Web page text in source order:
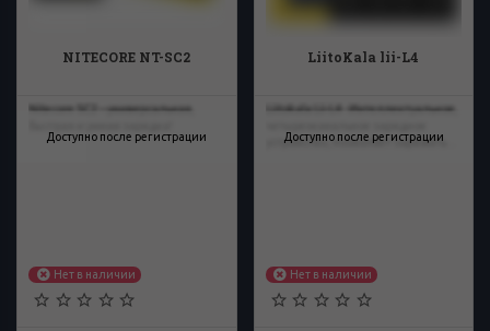
NITECORE NT-SC2
Доступно после регистрации
Nitecore SC2 – универсальная,
Нет в наличии
LiitoKala lii-L4
Доступно после регистрации
Liitokala Lii-L4 - Интеллектуальное,
устройство, позволяет заряжать...
Нет в наличии